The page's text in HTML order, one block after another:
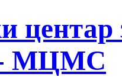
центар
- МЦМС